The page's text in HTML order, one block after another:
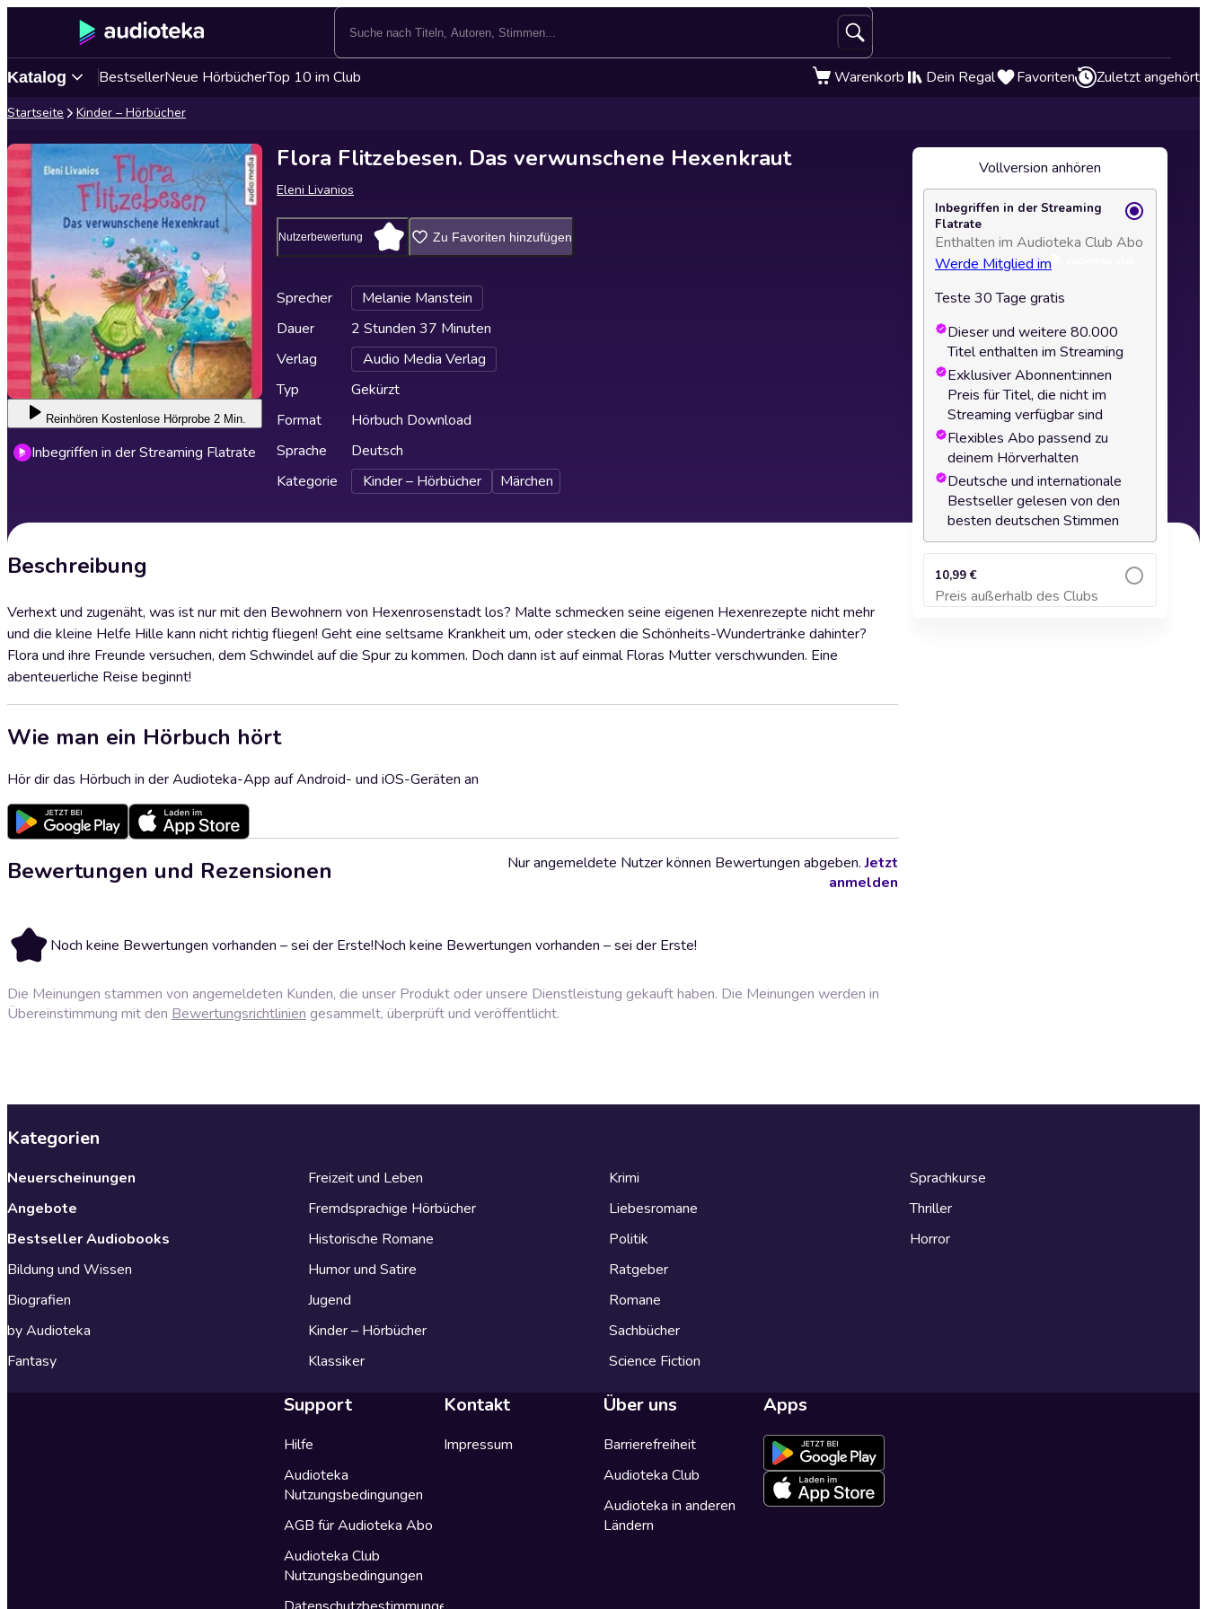
Katalog BestsellerNeue HörbücherTop 10 im Club Warenkorb Dein Regal Favoriten Zuletzt angehört
Startseite Kinder – Hörbücher
Reinhören Kostenlose Hörprobe 2 Min.
Inbegriffen in der Streaming Flatrate
Flora Flitzebesen. Das verwunschene Hexenkraut
Eleni Livanios
Nutzerbewertung Zu Favoriten hinzufügen
Sprecher
Melanie Manstein
Dauer
2 Stunden 37 Minuten
Verlag
Audio Media Verlag
Typ
Gekürzt
Format
Hörbuch Download
Sprache
Deutsch
Kategorie
Kinder – Hörbücher Märchen
Beschreibung
Verhext und zugenäht, was ist nur mit den Bewohnern von Hexenrosenstadt los? Malte schmecken seine eigenen Hexenrezepte nicht mehr
und die kleine Helfe Hille kann nicht richtig fliegen! Geht eine seltsame Krankheit um, oder stecken die Schönheits-Wundertränke dahinter?
Flora und ihre Freunde versuchen, dem Schwindel auf die Spur zu kommen. Doch dann ist auf einmal Floras Mutter verschwunden. Eine
abenteuerliche Reise beginnt!
Wie man ein Hörbuch hört
Hör dir das Hörbuch in der Audioteka-App auf Android- und iOS-Geräten an
Bewertungen und Rezensionen
Noch keine Bewertungen vorhanden – sei der Erste!Noch keine Bewertungen vorhanden – sei der Erste!
Nur angemeldete Nutzer können Bewertungen abgeben.Jetzt
anmelden
Die Meinungen stammen von angemeldeten Kunden, die unser Produkt oder unsere Dienstleistung gekauft haben. Die Meinungen werden in
Übereinstimmung mit den Bewertungsrichtlinien gesammelt, überprüft und veröffentlicht.
Vollversion anhören
Inbegriffen in der Streaming
Flatrate
Enthalten im Audioteka Club Abo
Werde Mitglied im
Teste 30 Tage gratis
Dieser und weitere 80.000
Titel enthalten im Streaming
Exklusiver Abonnent:innen
Preis für Titel, die nicht im
Streaming verfügbar sind
Flexibles Abo passend zu
deinem Hörverhalten
Deutsche und internationale
Bestseller gelesen von den
besten deutschen Stimmen
10,99 €
Preis außerhalb des Clubs
Zum Warenkorb hinzufügen
Kategorien
Neuerscheinungen
Angebote
Bestseller Audiobooks
Bildung und Wissen
Biografien
by Audioteka
Fantasy
Freizeit und Leben
Fremdsprachige Hörbücher
Historische Romane
Humor und Satire
Jugend
Kinder – Hörbücher
Klassiker
Krimi
Liebesromane
Politik
Ratgeber
Romane
Sachbücher
Science Fiction
Sprachkurse
Thriller
Horror
Support
Hilfe
Audioteka
Nutzungsbedingungen
AGB für Audioteka Abo
Audioteka Club
Nutzungsbedingungen
Kontakt
Impressum
Über uns
Barrierefreiheit
Audioteka Club
Audioteka in anderen
Ländern
Apps